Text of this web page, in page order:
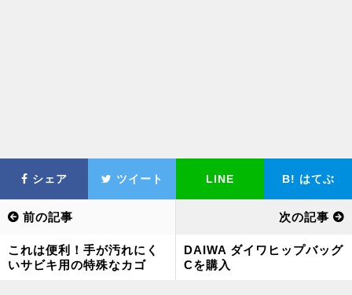
シェア ツイート LINE B! はてぶ
前の記事
これは便利！手が汚れにく
いサビキ用の特殊なカゴ
次の記事
DAIWA ダイワヒップバッグ
Cを購入